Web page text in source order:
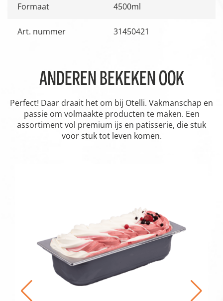
Formaat 4500ml
Art. nummer 31450421
ANDEREN BEKEKEN OOK
Perfect! Daar draait het om bij Otelli. Vakmanschap en
passie om volmaakte producten te maken. Een
assortiment vol premium ijs en patisserie, die stuk
voor stuk tot leven komen.